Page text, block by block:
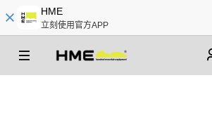
HME
立刻使用官方APP